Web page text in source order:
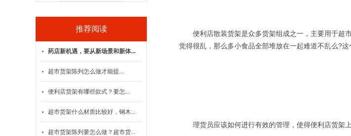
推荐阅读
药店新机遇，要从新场景和新体...
超市货架陈列怎么做才能提...
便利店货架有哪些款式？要怎...
超市货架什么材质比较好，钢木...
超市货架陈列要怎么做？超市货...
便利店散装货架是众多货架组成之一，主要用于超市
觉得很乱，那么多小食品全部堆放在一起难道不乱么?
理货员应该如何进行有效的管理，使得便利店货架